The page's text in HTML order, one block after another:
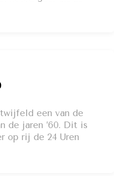
een van de
de jaren ’60. Dit is
op rij de 24 Uren